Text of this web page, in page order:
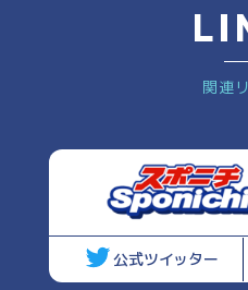
関連
公式ツイッター